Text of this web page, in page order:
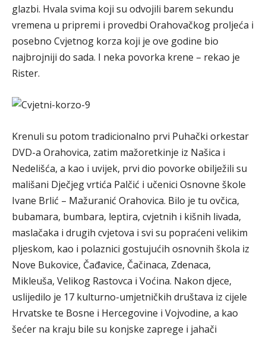
glazbi. Hvala svima koji su odvojili barem sekundu
vremena u pripremi i provedbi Orahovačkog proljeća i
posebno Cvjetnog korza koji je ove godine bio
najbrojniji do sada. I neka povorka krene – rekao je
Rister.
Krenuli su potom tradicionalno prvi Puhački orkestar
DVD-a Orahovica, zatim mažoretkinje iz Našica i
Nedelišća, a kao i uvijek, prvi dio povorke obilježili su
mališani Dječjeg vrtića Palčić i učenici Osnovne škole
Ivane Brlić – Mažuranić Orahovica. Bilo je tu ovčica,
bubamara, bumbara, leptira, cvjetnih i kišnih livada,
maslačaka i drugih cvjetova i svi su popraćeni velikim
pljeskom, kao i polaznici gostujućih osnovnih škola iz
Nove Bukovice, Čađavice, Čačinaca, Zdenaca,
Mikleuša, Velikog Rastovca i Voćina. Nakon djece,
uslijedilo je 17 kulturno-umjetničkih društava iz cijele
Hrvatske te Bosne i Hercegovine i Vojvodine, a kao
šećer na kraju bile su konjske zaprege i jahači